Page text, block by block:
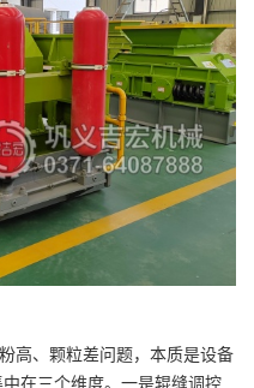
高、颗粒差问题，本质是设备
在三个维度。一是辊缝调控